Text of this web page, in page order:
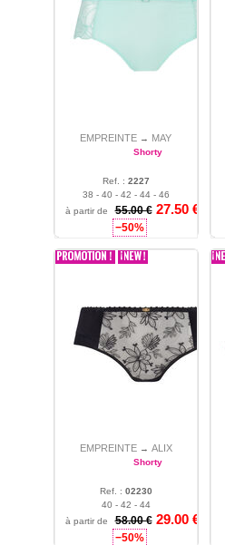
EMPREINTE → MAY
Shorty
Ref. : 2227
38 - 40 - 42 - 44 - 46
à partir de
55.00 € 27.50 €
−50%
EMPREINTE → ALIX
Shorty
Ref. : 02230
40 - 42 - 44
à partir de
58.00 € 29.00 €
−50%